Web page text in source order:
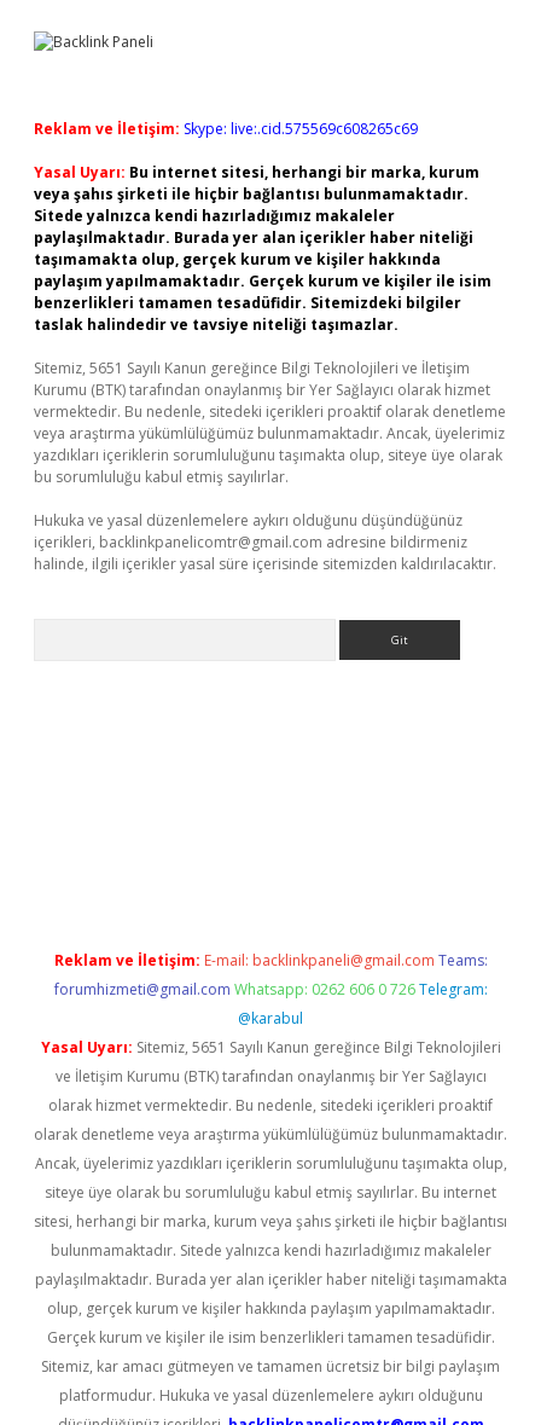
Reklam ve İletişim: Skype: live:.cid.575569c608265c69
Yasal Uyarı: Bu internet sitesi, herhangi bir marka, kurum
veya şahıs şirketi ile hiçbir bağlantısı bulunmamaktadır.
Sitede yalnızca kendi hazırladığımız makaleler
paylaşılmaktadır. Burada yer alan içerikler haber niteliği
taşımamakta olup, gerçek kurum ve kişiler hakkında
paylaşım yapılmamaktadır. Gerçek kurum ve kişiler ile isim
benzerlikleri tamamen tesadüfidir. Sitemizdeki bilgiler
taslak halindedir ve tavsiye niteliği taşımazlar.
Sitemiz, 5651 Sayılı Kanun gereğince Bilgi Teknolojileri ve İletişim
Kurumu (BTK) tarafından onaylanmış bir Yer Sağlayıcı olarak hizmet
vermektedir. Bu nedenle, sitedeki içerikleri proaktif olarak denetleme
veya araştırma yükümlülüğümüz bulunmamaktadır. Ancak, üyelerimiz
yazdıkları içeriklerin sorumluluğunu taşımakta olup, siteye üye olarak
bu sorumluluğu kabul etmiş sayılırlar.
Hukuka ve yasal düzenlemelere aykırı olduğunu düşündüğünüz
içerikleri, backlinkpanelicomtr@gmail.com adresine bildirmeniz
halinde, ilgili içerikler yasal süre içerisinde sitemizden kaldırılacaktır.
Reklam ve İletişim: E-mail: backlinkpaneli@gmail.com Teams:
forumhizmeti@gmail.com Whatsapp: 0262 606 0 726 Telegram:
@karabul
Yasal Uyarı: Sitemiz, 5651 Sayılı Kanun gereğince Bilgi Teknolojileri
ve İletişim Kurumu (BTK) tarafından onaylanmış bir Yer Sağlayıcı
olarak hizmet vermektedir. Bu nedenle, sitedeki içerikleri proaktif
olarak denetleme veya araştırma yükümlülüğümüz bulunmamaktadır.
Ancak, üyelerimiz yazdıkları içeriklerin sorumluluğunu taşımakta olup,
siteye üye olarak bu sorumluluğu kabul etmiş sayılırlar. Bu internet
sitesi, herhangi bir marka, kurum veya şahıs şirketi ile hiçbir bağlantısı
bulunmamaktadır. Sitede yalnızca kendi hazırladığımız makaleler
paylaşılmaktadır. Burada yer alan içerikler haber niteliği taşımamakta
olup, gerçek kurum ve kişiler hakkında paylaşım yapılmamaktadır.
Gerçek kurum ve kişiler ile isim benzerlikleri tamamen tesadüfidir.
Sitemiz, kar amacı gütmeyen ve tamamen ücretsiz bir bilgi paylaşım
platformudur. Hukuka ve yasal düzenlemelere aykırı olduğunu